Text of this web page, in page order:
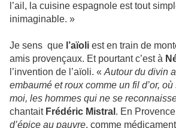
l’ail, la cuisine espagnole est tout
inimaginable. »
Je sens que l’aïoli est en train de
amis provençaux. Et pourtant c’est à
l’invention de l’aïoli. « Autour du divin
embaumé et roux comme un fil d’or,
moi, les hommes qui ne se
chantait Frédéric Mistral . En
d’épice au pauvre, comme